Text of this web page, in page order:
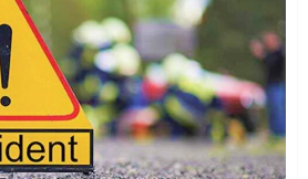
मोबाइल की लत: एक खामोश
घातक बीमारी, जो धीरे-धीरे इंसान,
रिश्ते और भविष्य सब कुछ निगल
रही है!
JULY 11, 2026